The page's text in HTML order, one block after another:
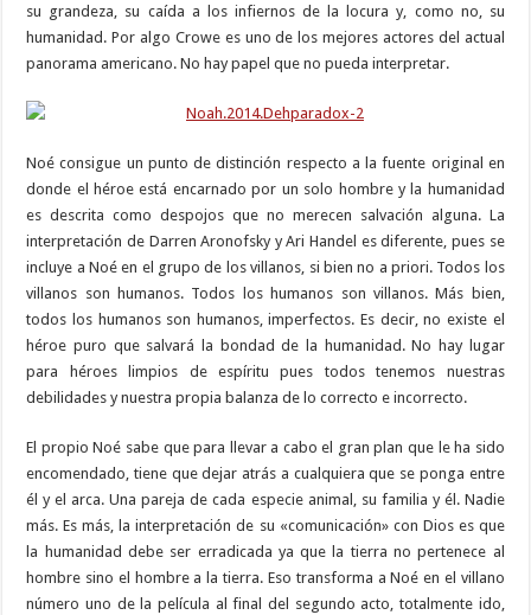
su grandeza, su caída a los infiernos de la locura y, como no, su
humanidad. Por algo Crowe es uno de los mejores actores del actual
panorama americano. No hay papel que no pueda interpretar.
Noé consigue un punto de distinción respecto a la fuente original en
donde el héroe está encarnado por un solo hombre y la humanidad
es descrita como despojos que no merecen salvación alguna. La
interpretación de Darren Aronofsky y Ari Handel es diferente, pues se
incluye a Noé en el grupo de los villanos, si bien no a priori. Todos los
villanos son humanos. Todos los humanos son villanos. Más bien,
todos los humanos son humanos, imperfectos. Es decir, no existe el
héroe puro que salvará la bondad de la humanidad. No hay lugar
para héroes limpios de espíritu pues todos tenemos nuestras
debilidades y nuestra propia balanza de lo correcto e incorrecto.
El propio Noé sabe que para llevar a cabo el gran plan que le ha sido
encomendado, tiene que dejar atrás a cualquiera que se ponga entre
él y el arca. Una pareja de cada especie animal, su familia y él. Nadie
más. Es más, la interpretación de su «comunicación» con Dios es que
la humanidad debe ser erradicada ya que la tierra no pertenece al
hombre sino el hombre a la tierra. Eso transforma a Noé en el villano
número uno de la película al final del segundo acto, totalmente ido,